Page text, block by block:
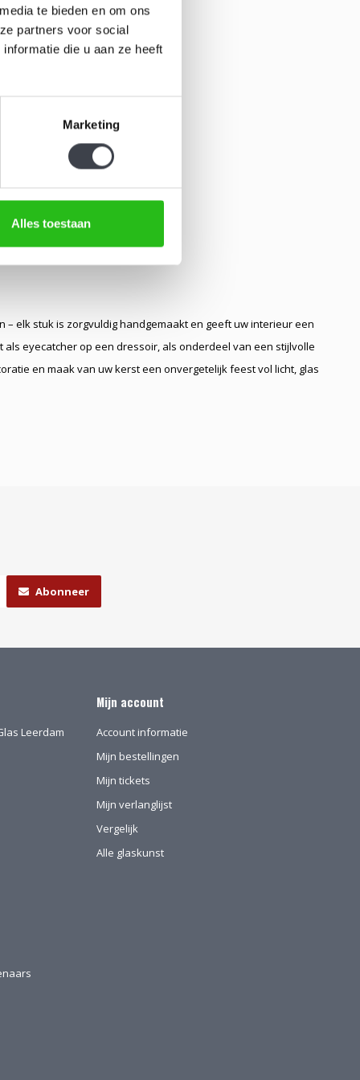
te bieden en om ons
partners voor social
die u aan ze heeft
Marketing
Alles toestaan
elk stuk is zorgvuldig handgemaakt en geeft uw interieur een
eyecatcher op een dressoir, als onderdeel van een stijlvolle
en maak van uw kerst een onvergetelijk feest vol licht, glas
Abonneer
Leerdam
Mijn account
Account informatie
Mijn bestellingen
Mijn tickets
Mijn verlanglijst
Vergelijk
Alle glaskunst